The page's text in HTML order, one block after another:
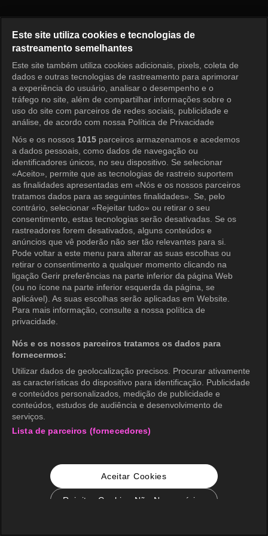
Entrar
Este site utiliza cookies e tecnologias de
rastreamento semelhantes
Este site também utiliza cookies adicionais, pixels, coleta de
dados e outras tecnologias de rastreamento para aprimorar
a experiência do usuário, analisar o desempenho e o
tráfego no site, além de compartilhar informações sobre o
uso do site com parceiros de redes sociais, publicidade e
análise, de acordo com nossa Política de Privacidade
Nós e os nossos 1015 parceiros armazenamos e acedemos
a dados pessoais, como dados de navegação ou
identificadores únicos, no seu dispositivo. Se selecionar
«Aceito», permite que as tecnologias de rastreio suportem
as finalidades apresentadas em «Nós e os nossos parceiros
tratamos dados para as seguintes finalidades». Se, pelo
contrário, selecionar «Rejeitar tudo» ou retirar o seu
consentimento, estas tecnologias serão desativadas. Se os
rastreadores forem desativados, alguns conteúdos e
anúncios que vê poderão não ser tão relevantes para si.
Pode voltar a este menu para alterar as suas escolhas ou
retirar o consentimento a qualquer momento clicando na
ligação Gerir preferências na parte inferior da página Web
(ou no ícone na parte inferior esquerda da página, se
aplicável). As suas escolhas serão aplicadas em Website.
Para mais informação, consulte a nossa política de
privacidade.
Nós e os nossos parceiros tratamos os dados para
fornecermos:
Utilizar dados de geolocalização precisos. Procurar ativamente
as características do dispositivo para identificação. Publicidade
e conteúdos personalizados, medição de publicidade e
conteúdos, estudos de audiência e desenvolvimento de
serviços.
Lista de parceiros (fornecedores)
Aceitar Cookies
Rejeitar Cookies Não Necessários